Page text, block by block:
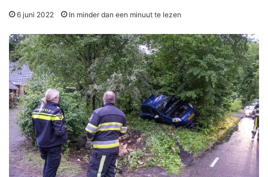
6 juni 2022 In minder dan een minuut te lezen